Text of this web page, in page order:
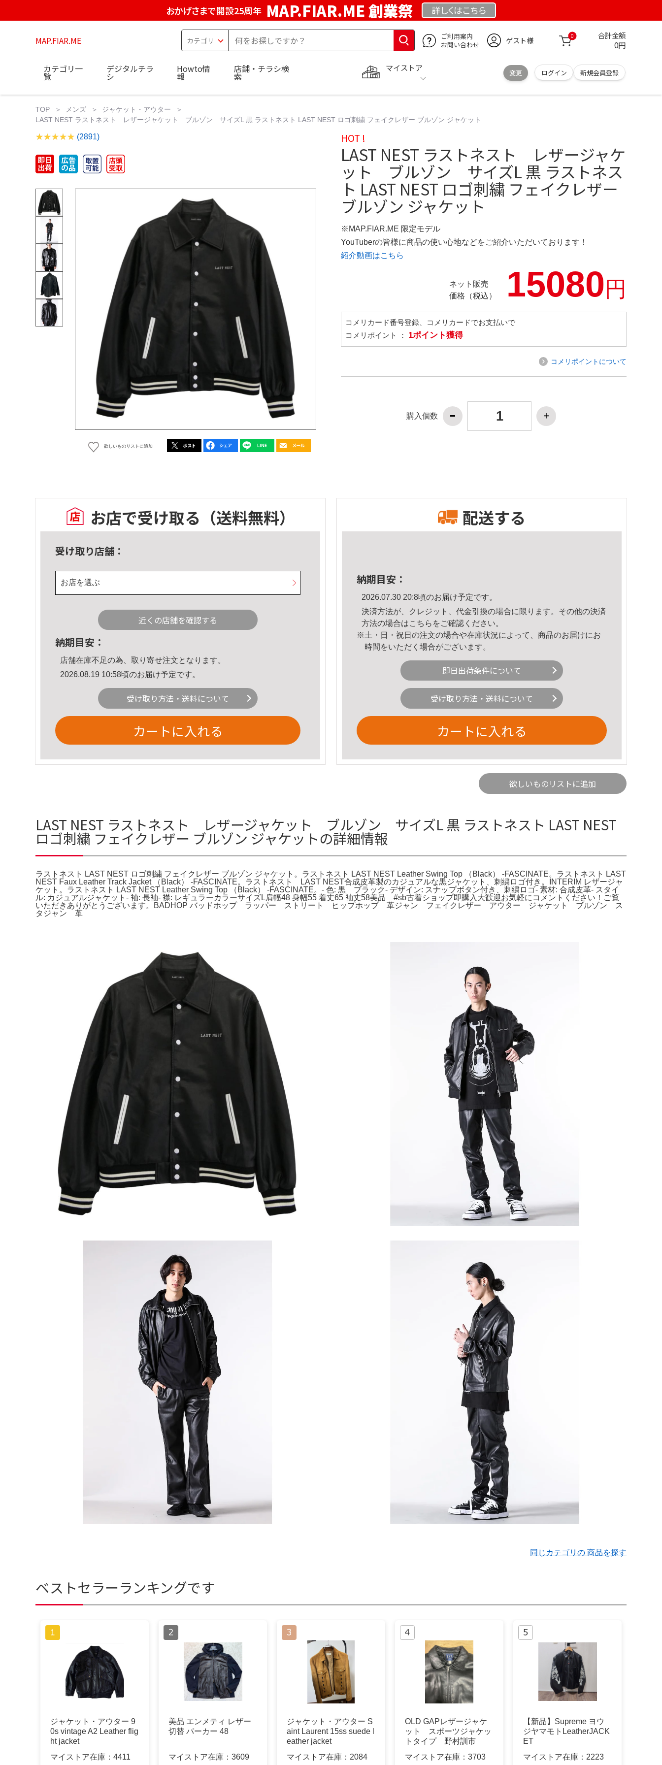
おかげさまで開設25周年 MAP.FIAR.ME 創業祭 詳しくはこちら
MAP.FIAR.ME
ご利用案内
お問い合わせ
ゲスト様 0 合計金額
0円
マイストア
変更 ログイン 新規会員登録
カテゴリ一
覧
デジタルチラ
シ
Howto情
報
店舗・チラシ検
索
TOP メンズ
ジャケット・アウター
LAST NEST ラストネスト レザージャケット ブルゾン サイズL 黒 ラストネスト LAST NEST ロゴ刺繍 フェイクレザー ブルゾン ジャケット
(2891)
欲しいものリストに追加
HOT !
LAST NEST ラストネスト レザージャケ
ット ブルゾン サイズL 黒 ラストネス
ト LAST NEST ロゴ刺繍 フェイクレザー
ブルゾン ジャケット
※MAP.FIAR.ME 限定モデル
YouTuberの皆様に商品の使い心地などをご紹介いただいております！
紹介動画はこちら
ネット販売
価格（税込）
15080円
コメリカード番号登録、コメリカードでお支払いで
コメリポイント ： 1ポイント獲得
コメリポイントについて
購入個数
お店で受け取る （送料無料）
受け取り店舗：
お店を選ぶ
近くの店舗を確認する
納期目安：
店舗在庫不足の為、取り寄せ注文となります。
2026.08.19 10:58頃のお届け予定です。
受け取り方法・送料について
カートに入れる
配送する
納期目安：
2026.07.30 20:8頃のお届け予定です。
決済方法が、クレジット、代金引換の場合に限ります。その他の決済
方法の場合はこちら をご確認ください。
※土・日・祝日の注文の場合や在庫状況によって、商品のお届けにお
時間をいただく場合がございます。
即日出荷条件について
受け取り方法・送料について
カートに入れる
欲しいものリストに追加
LAST NEST ラストネスト レザージャケット ブルゾン サイズL 黒 ラストネスト LAST NEST
ロゴ刺繍 フェイクレザー ブルゾン ジャケットの詳細情報
ラストネスト LAST NEST ロゴ刺繍 フェイクレザー ブルゾン ジャケット。ラストネスト LAST NEST Leather Swing Top （Black） -FASCINATE。ラストネスト LAST
NEST Faux Leather Track Jacket （Black） -FASCINATE。ラストネスト LAST NEST合成皮革製のカジュアルな黒ジャケット、刺繍ロゴ付き。INTERIM レザージャ
ケット。ラストネスト LAST NEST Leather Swing Top （Black） -FASCINATE。- 色: 黒 ブラック- デザイン: スナップボタン付き、刺繍ロゴ- 素材: 合成皮革- スタイ
ル: カジュアルジャケット- 袖: 長袖- 襟: レギュラーカラーサイズL肩幅48 身幅55 着丈65 袖丈58美品 #sb古着ショップ即購入大歓迎お気軽にコメントください！ご覧
いただきありがとうございます。BADHOP バッドホップ ラッパー ストリート ヒップホップ 革ジャン フェイクレザー アウター ジャケット ブルゾン ス
タジャン 革
同じカテゴリの 商品を探す
ベストセラーランキングです
ジャケット・アウター 9
0s vintage A2 Leather flig
ht jacket
マイストア在庫： 4411
美品 エンメティ レザー
切替 パーカー 48
マイストア在庫： 3609
ジャケット・アウター S
aint Laurent 15ss suede l
eather jacket
マイストア在庫： 2084
OLD GAPレザージャケ
ット スポーツジャケッ
トタイプ 野村訓市
マイストア在庫： 3703
【新品】Supreme ヨウ
ジヤマモトLeatherJACK
ET
マイストア在庫： 2223